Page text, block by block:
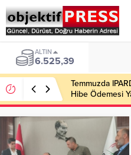
BIST
13.788,73
Temmuzda
Hibe Ödemesi